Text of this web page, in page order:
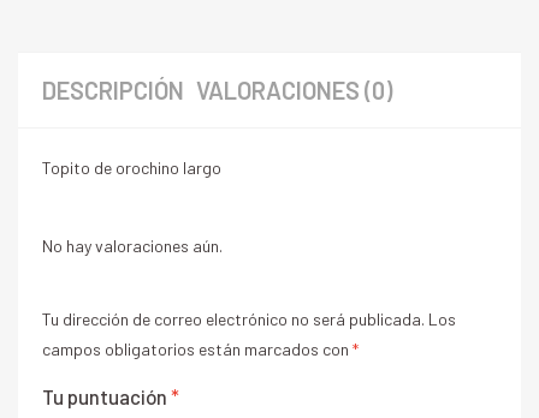
DESCRIPCIÓN VALORACIONES (0)
Topito de orochino largo
No hay valoraciones aún.
Tu dirección de correo electrónico no será publicada. Los
campos obligatorios están marcados con *
Tu puntuación *